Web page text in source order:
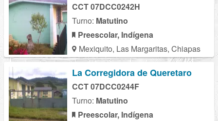
CCT 07DCC0242H
Turno: Matutino
Preescolar, Indígena
Mexiquito, Las Margaritas, Chiapas
La Corregidora de Queretaro
CCT 07DCC0244F
Turno: Matutino
Preescolar, Indígena